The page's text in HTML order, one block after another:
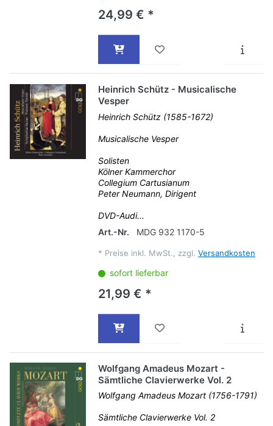
24,99 € *
Heinrich Schütz - Musicalische
Vesper
Heinrich Schütz (1585-1672)
Musicalische Vesper
Solisten
Kölner Kammerchor
Collegium Cartusianum
Peter Neumann, Dirigent
DVD-Audi...
Art.-Nr.
MDG 932 1170-5
* Preise inkl. MwSt., zzgl. Versandkosten
sofort lieferbar
21,99 € *
Wolfgang Amadeus Mozart -
Sämtliche Clavierwerke Vol. 2
Wolfgang Amadeus Mozart (1756-1791)
Sämtliche Clavierwerke Vol. 2